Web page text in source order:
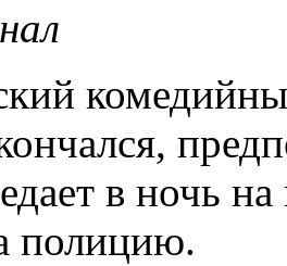
в ночь
полицию.